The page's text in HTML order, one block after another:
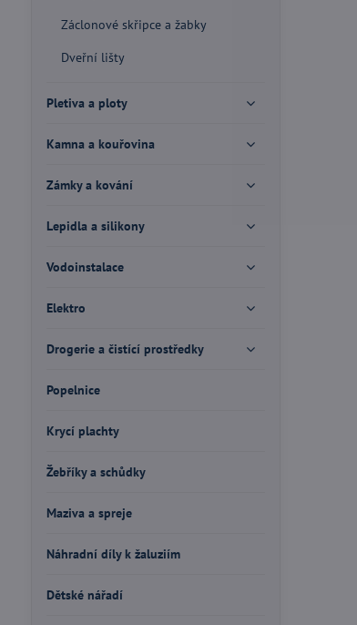
Záclonové skřipce a žabky
Dveřní lišty
Pletiva a ploty
Kamna a kouřovina
Zámky a kování
Lepidla a silikony
Vodoinstalace
Elektro
Drogerie a čistící prostředky
Popelnice
Krycí plachty
Žebříky a schůdky
Maziva a spreje
Náhradní díly k žaluziím
Dětské nářadí